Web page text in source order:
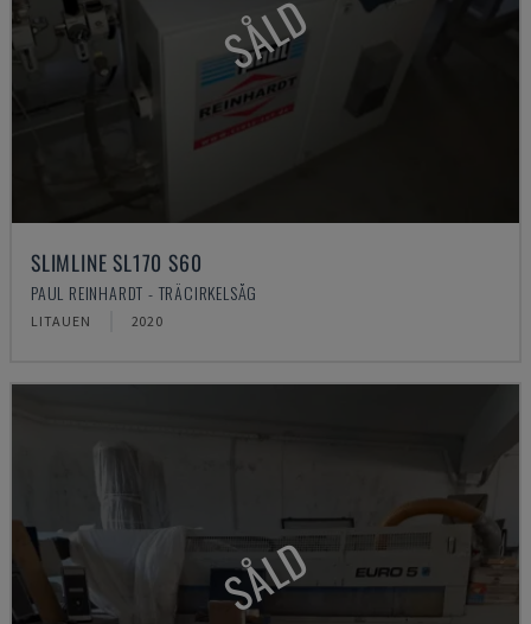
SÅLD
SLIMLINE SL170 S60
PAUL REINHARDT - TRÄCIRKELSÅG
LITAUEN 2020
SÅLD